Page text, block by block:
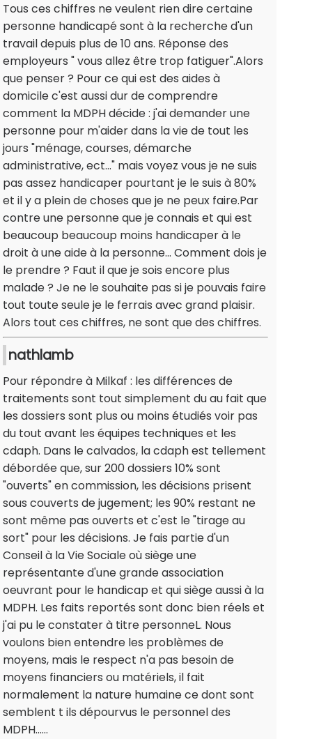
Tous ces chiffres ne veulent rien dire certaine
personne handicapé sont à la recherche d'un
travail depuis plus de 10 ans. Réponse des
employeurs " vous allez être trop fatiguer".Alors
que penser ? Pour ce qui est des aides à
domicile c'est aussi dur de comprendre
comment la MDPH décide : j'ai demander une
personne pour m'aider dans la vie de tout les
jours "ménage, courses, démarche
administrative, ect..." mais voyez vous je ne suis
pas assez handicaper pourtant je le suis à 80%
et il y a plein de choses que je ne peux faire.Par
contre une personne que je connais et qui est
beaucoup beaucoup moins handicaper à le
droit à une aide à la personne... Comment dois je
le prendre ? Faut il que je sois encore plus
malade ? Je ne le souhaite pas si je pouvais faire
tout toute seule je le ferrais avec grand plaisir.
Alors tout ces chiffres, ne sont que des chiffres.
nathlamb
Pour répondre à Milkaf : les différences de
traitements sont tout simplement du au fait que
les dossiers sont plus ou moins étudiés voir pas
du tout avant les équipes techniques et les
cdaph. Dans le calvados, la cdaph est tellement
débordée que, sur 200 dossiers 10% sont
"ouverts" en commission, les décisions prisent
sous couverts de jugement; les 90% restant ne
sont même pas ouverts et c'est le "tirage au
sort" pour les décisions. Je fais partie d'un
Conseil à la Vie Sociale où siège une
représentante d'une grande association
oeuvrant pour le handicap et qui siège aussi à la
MDPH. Les faits reportés sont donc bien réels et
j'ai pu le constater à titre personneL. Nous
voulons bien entendre les problèmes de
moyens, mais le respect n'a pas besoin de
moyens financiers ou matériels, il fait
normalement la nature humaine ce dont sont
semblent t ils dépourvus le personnel des
MDPH......